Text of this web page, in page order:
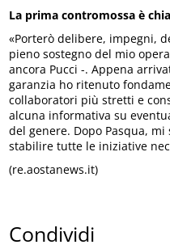
La prima contromossa è
«Porterò delibere, impegni,
pieno sostegno del mio
ancora Pucci -. Appena
garanzia ho ritenuto
collaboratori più stretti e
alcuna informativa su
del genere. Dopo Pasqua, mi
stabilire tutte le iniziative
(re.aostanews.it)
Condividi